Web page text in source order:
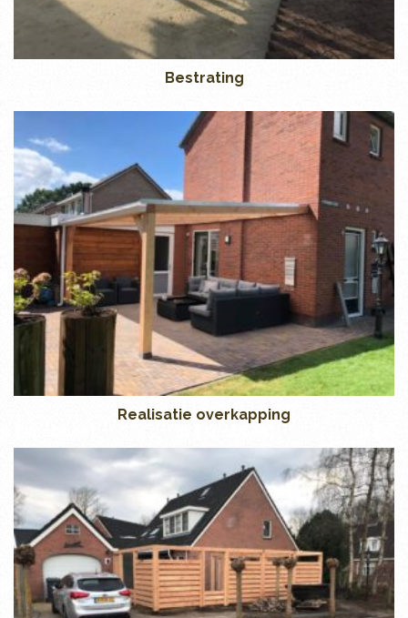
Bestrating
Realisatie overkapping